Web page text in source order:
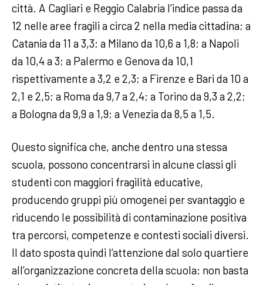
città. A Cagliari e Reggio Calabria l’indice passa da
12 nelle aree fragili a circa 2 nella media cittadina; a
Catania da 11 a 3,3; a Milano da 10,6 a 1,8; a Napoli
da 10,4 a 3; a Palermo e Genova da 10,1
rispettivamente a 3,2 e 2,3; a Firenze e Bari da 10 a
2,1 e 2,5; a Roma da 9,7 a 2,4; a Torino da 9,3 a 2,2;
a Bologna da 9,9 a 1,9; a Venezia da 8,5 a 1,5.
Questo significa che, anche dentro una stessa
scuola, possono concentrarsi in alcune classi gli
studenti con maggiori fragilità educative,
producendo gruppi più omogenei per svantaggio e
riducendo le possibilità di contaminazione positiva
tra percorsi, competenze e contesti sociali diversi.
Il dato sposta quindi l’attenzione dal solo quartiere
all’organizzazione concreta della scuola: non basta